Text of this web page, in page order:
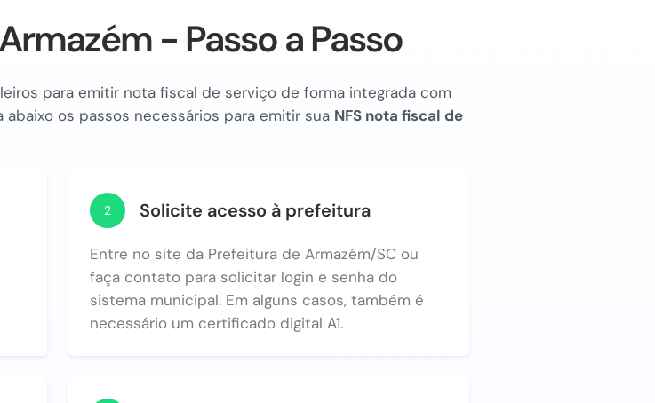
- Passo a Passo
para emitir nota fiscal de serviço de forma integrada com
os passos necessários para emitir sua NFS nota fiscal de
2 Solicite acesso à prefeitura
Entre no site da Prefeitura de Armazém/SC ou
faça contato para solicitar login e senha do
sistema municipal. Em alguns casos, também é
necessário um certificado digital A1.